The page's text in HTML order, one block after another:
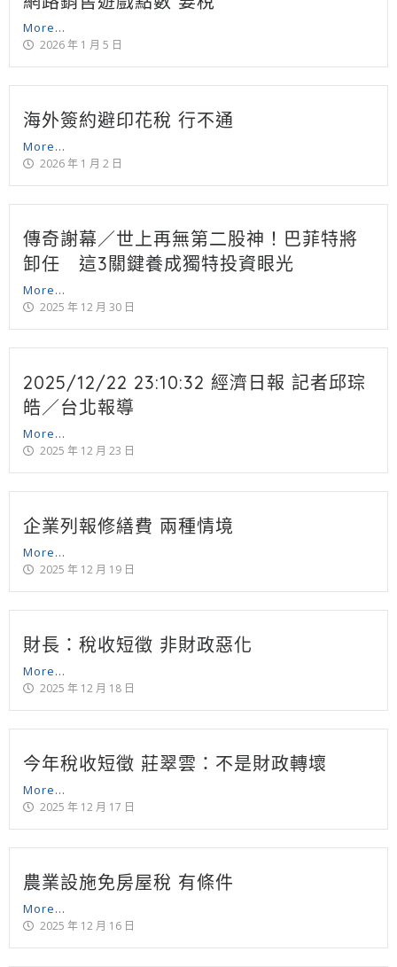
More...
2026 年 1 月 5 日
海外簽約避印花稅 行不通
More...
2026 年 1 月 2 日
傳奇謝幕／世上再無第二股神！巴菲特將
卸任 這3關鍵養成獨特投資眼光
More...
2025 年 12 月 30 日
2025/12/22 23:10:32 經濟日報 記者邱琮
皓／台北報導
More...
2025 年 12 月 23 日
企業列報修繕費 兩種情境
More...
2025 年 12 月 19 日
財長：稅收短徵 非財政惡化
More...
2025 年 12 月 18 日
今年稅收短徵 莊翠雲：不是財政轉壞
More...
2025 年 12 月 17 日
農業設施免房屋稅 有條件
More...
2025 年 12 月 16 日